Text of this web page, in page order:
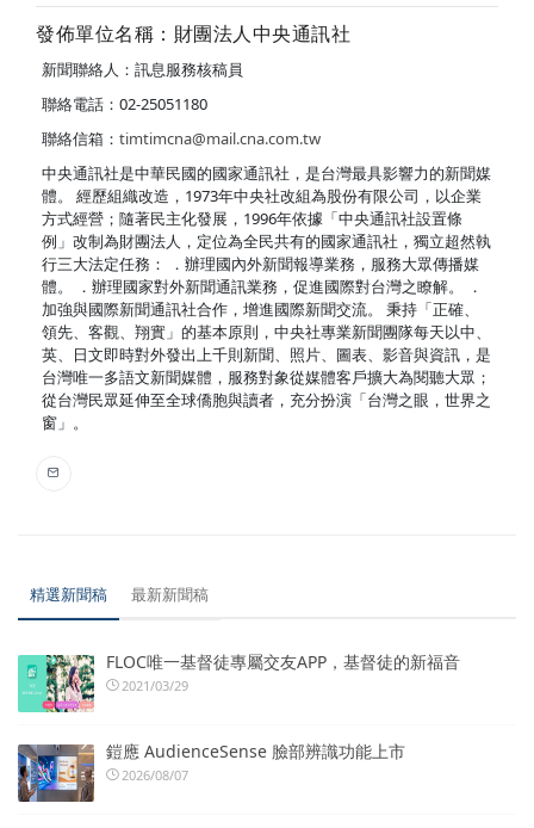
發佈單位名稱：財團法人中央通訊社
新聞聯絡人：訊息服務核稿員
聯絡電話：02-25051180
聯絡信箱： timtimcna@mail.cna.com.tw
中央通訊社是中華民國的國家通訊社，是台灣最具影響力的新聞媒
體。 經歷組織改造，1973年中央社改組為股份有限公司，以企業
方式經營；隨著民主化發展，1996年依據「中央通訊社設置條
例」改制為財團法人，定位為全民共有的國家通訊社，獨立超然執
行三大法定任務： ．辦理國內外新聞報導業務，服務大眾傳播媒
體。 ．辦理國家對外新聞通訊業務，促進國際對台灣之瞭解。 ．
加強與國際新聞通訊社合作，增進國際新聞交流。 秉持「正確、
領先、客觀、翔實」的基本原則，中央社專業新聞團隊每天以中、
英、日文即時對外發出上千則新聞、照片、圖表、影音與資訊，是
台灣唯一多語文新聞媒體，服務對象從媒體客戶擴大為閱聽大眾；
從台灣民眾延伸至全球僑胞與讀者，充分扮演「台灣之眼，世界之
窗」。
精選新聞稿 最新新聞稿
FLOC唯一基督徒專屬交友APP，基督徒的新福音
2021/03/29
鎧應 AudienceSense 臉部辨識功能上市
2026/08/07